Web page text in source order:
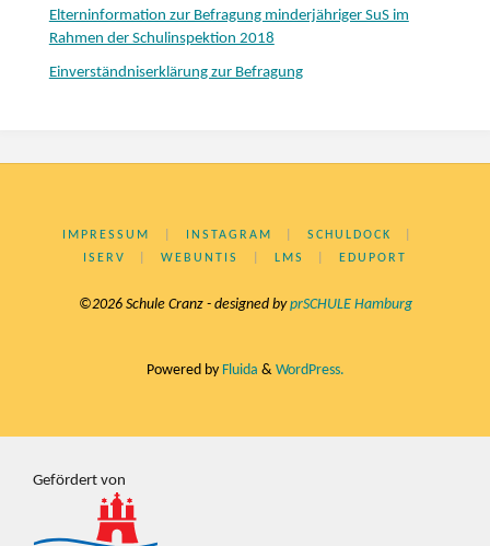
Elterninformation zur Befragung minderjähriger SuS im
Rahmen der Schulinspektion 2018
Einverständniserklärung zur Befragung
IMPRESSUM INSTAGRAM SCHULDOCK
ISERV
WEBUNTIS LMS EDUPORT
©2026 Schule Cranz - designed byprSCHULE Hamburg
Powered byFluida & WordPress.
Gefördert von